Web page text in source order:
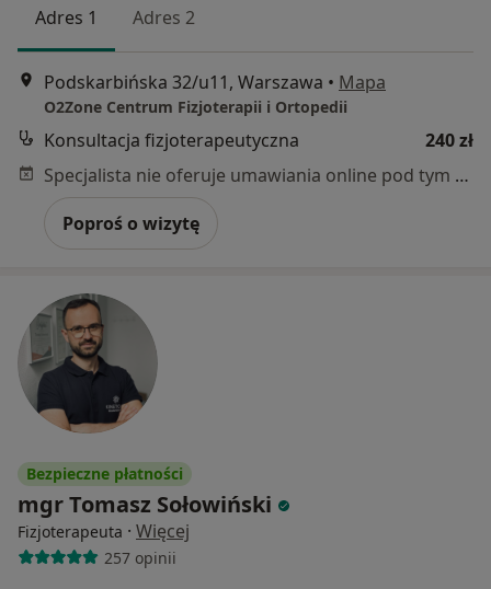
Adres 1 Adres 2
Podskarbińska 32/u11, Warszawa • Mapa
O2Zone Centrum Fizjoterapii i Ortopedii
Konsultacja fizjoterapeutyczna
240 zł
Specjalista nie oferuje umawiania online pod tym adresem.
Poproś o wizytę
Bezpieczne płatności
mgr Tomasz Sołowiński
Fizjoterapeuta · Więcej
257 opinii